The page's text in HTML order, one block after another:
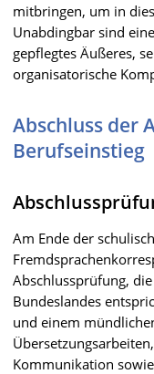
mitbringen, um in
Unabdingbar sind
gepflegtes Äußeres,
organisatorische
Abschluss der
Berufseinstieg
Am Ende der
Abschlussprüfung,
Bundeslandes
und einem
Kommunikation